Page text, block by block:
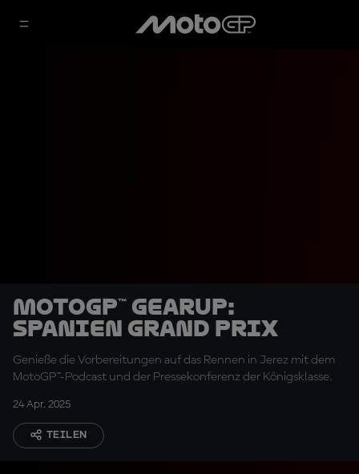
MotoGP™ GearUP:
Spanien Grand Prix
Genieße die Vorbereitungen auf das Rennen in Jerez mit dem
MotoGP™-Podcast und der Pressekonferenz der Königsklasse.
24 Apr. 2025
TEILEN